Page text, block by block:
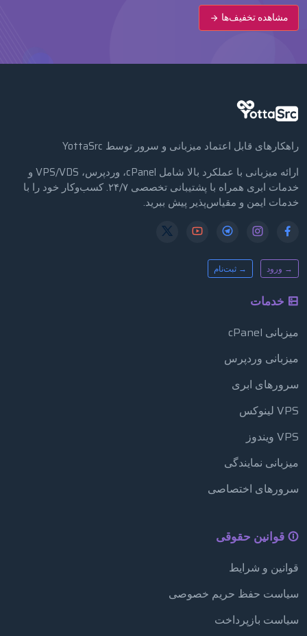
مشاهده تخفیف‌ها
راهکارهای قابل اعتماد میزبانی و سرور توسط YottaSrc
ارائه میزبانی با عملکرد بالا شامل cPanel، وردپرس، VPS/VDS و
خدمات ابری همراه با پشتیبانی تخصصی ۲۴/۷. کسب‌وکار خود را با
خدمات ایمن و مقیاس‌پذیر پیش ببرید.
→ ورود → ثبت‌نام
خدمات
میزبانی cPanel
میزبانی وردپرس
سرورهای ابری
VPS لینوکس
VPS ویندوز
میزبانی نمایندگی
سرورهای اختصاصی
قوانین حقوقی
قوانین و شرایط
سیاست حفظ حریم خصوصی
سیاست بازپرداخت